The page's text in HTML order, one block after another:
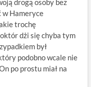
drogą osoby bez
w Hameryce
trochę
dżi się chyba tym
był
podobno wcale nie
po prostu miał na